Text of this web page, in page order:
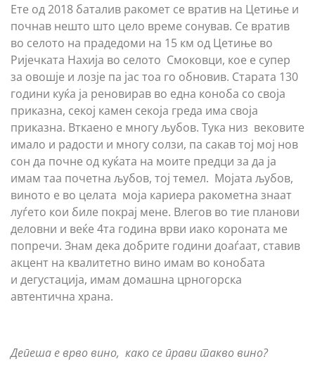
Ете од 2018 баталив ракомет се вратив на Цетиње и
почнав нешто што цело време сонував. Се вратив
во селото на прадедоми на 15 км од Цетиње во
Ријечката Нахија во селото Смоковци, кое е супер
за овошје и лозје па јас тоа го обновив. Старата 130
години куќа ја реновирав во една коноба со своја
приказна, секој камен секоја греда има своја
приказна. Вткаено е многу љубов. Тука низ вековите
имало и радости и многу солзи, па сакав тој мој нов
сон да почне од куќата на моите предци за да ја
имам таа почетна љубов, тој темел. Мојата љубов,
виното е во целата моја кариера ракометна знаат
луѓето кои биле покрај мене. Влегов во тие планови
деловни и веќе 4та година врви иако короната ме
попречи. Знам дека добрите години доаѓаат, ставив
акцент на квалитетно вино имам во конобата
и дегустација, имам домашна црногорска
автентична храна.
Депеша е врво вино, како се прави такво вино?